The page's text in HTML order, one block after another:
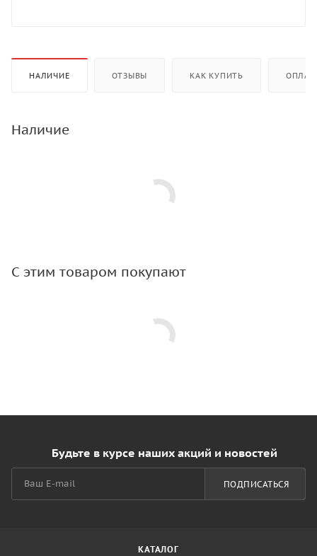
НАЛИЧИЕ ОТЗЫВЫ КАК КУПИТЬ
Наличие
С этим товаром покупают
Будьте в курсе наших акций и новостей
ПОДПИСАТЬСЯ
КАТАЛОГ